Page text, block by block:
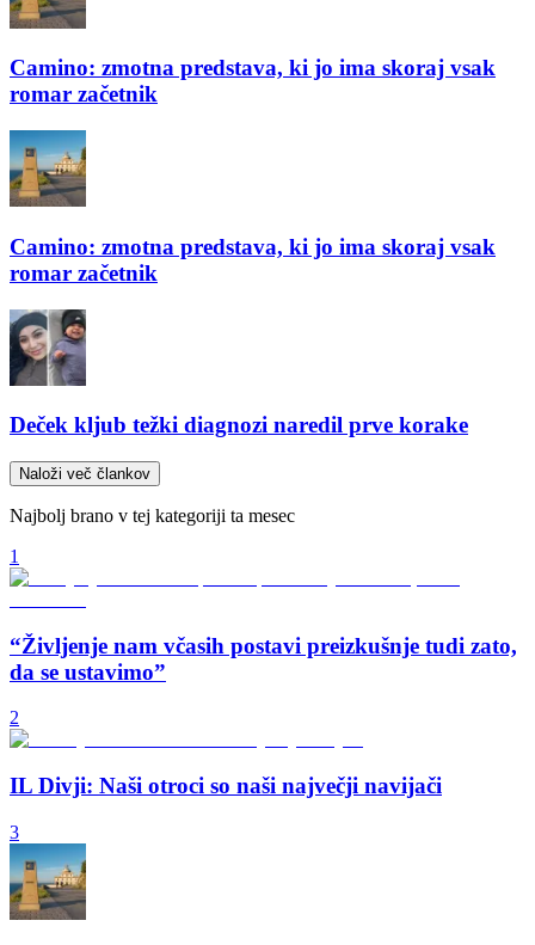
Camino: zmotna predstava, ki jo ima skoraj vsak
romar začetnik
Camino: zmotna predstava, ki jo ima skoraj vsak
romar začetnik
Deček kljub težki diagnozi naredil prve korake
Naloži več člankov
Najbolj brano v tej kategoriji ta mesec
1
“Življenje nam včasih postavi preizkušnje tudi zato,
da se ustavimo”
2
IL Divji: Naši otroci so naši največji navijači
3